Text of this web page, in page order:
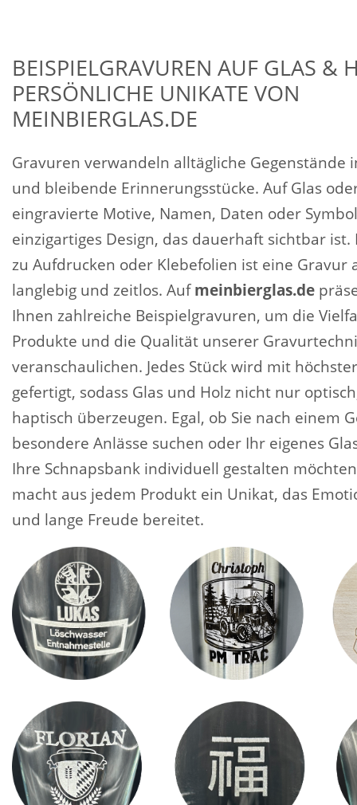
BEISPIELGRAVUREN AUF GLAS &
PERSÖNLICHE UNIKATE VON
MEINBIERGLAS.DE
Gravuren verwandeln alltägliche Gegenstände
und bleibende Erinnerungsstücke. Auf Glas
eingravierte Motive, Namen, Daten oder
einzigartiges Design, das dauerhaft sichtbar ist.
zu Aufdrucken oder Klebefolien ist eine Gravur
langlebig und zeitlos. Auf meinbierglas.de
Ihnen zahlreiche Beispielgravuren, um die
Produkte und die Qualität unserer
veranschaulichen. Jedes Stück wird mit
gefertigt, sodass Glas und Holz nicht nur
haptisch überzeugen. Egal, ob Sie nach einem
besondere Anlässe suchen oder Ihr eigenes
Ihre Schnapsbank individuell gestalten
macht aus jedem Produkt ein Unikat, das
und lange Freude bereitet.